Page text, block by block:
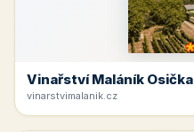
Vinařství Maláník Osička
vinarstvimalanik.cz